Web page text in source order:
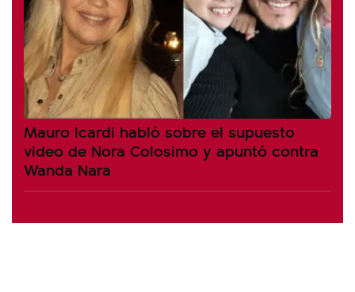
Mauro Icardi habló sobre el supuesto
video de Nora Colosimo y apuntó contra
Wanda Nara